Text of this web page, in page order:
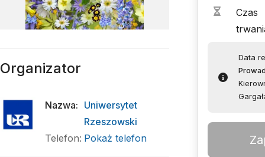
Czas
Data
Organizator
Nazwa: Uniwersytet
Rzeszowski
Telefon: Pokaż telefon